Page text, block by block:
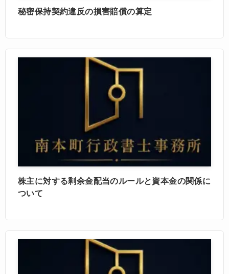
秘密保持契約違反の損害賠償の算定
株主に対する剰余金配当のルールと資本金の関係に
ついて